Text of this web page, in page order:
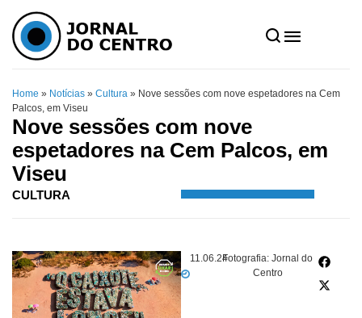
Home » Notícias » Cultura » Nove sessões com nove espetadores na Cem
Palcos, em Viseu
Nove sessões com nove
espetadores na Cem Palcos, em
Viseu
CULTURA
11.06.24Fotografia: Jornal do
Centro